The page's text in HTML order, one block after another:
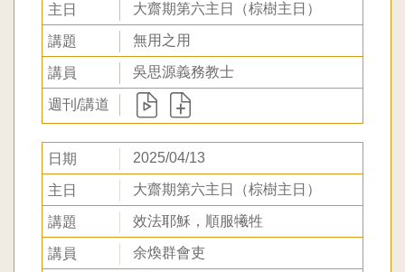
大齋期第六主日（棕樹主日）
無用之用
吳思源義務教士
2025/04/13
大齋期第六主日（棕樹主日）
效法耶穌，順服犧牲
余煥群會吏